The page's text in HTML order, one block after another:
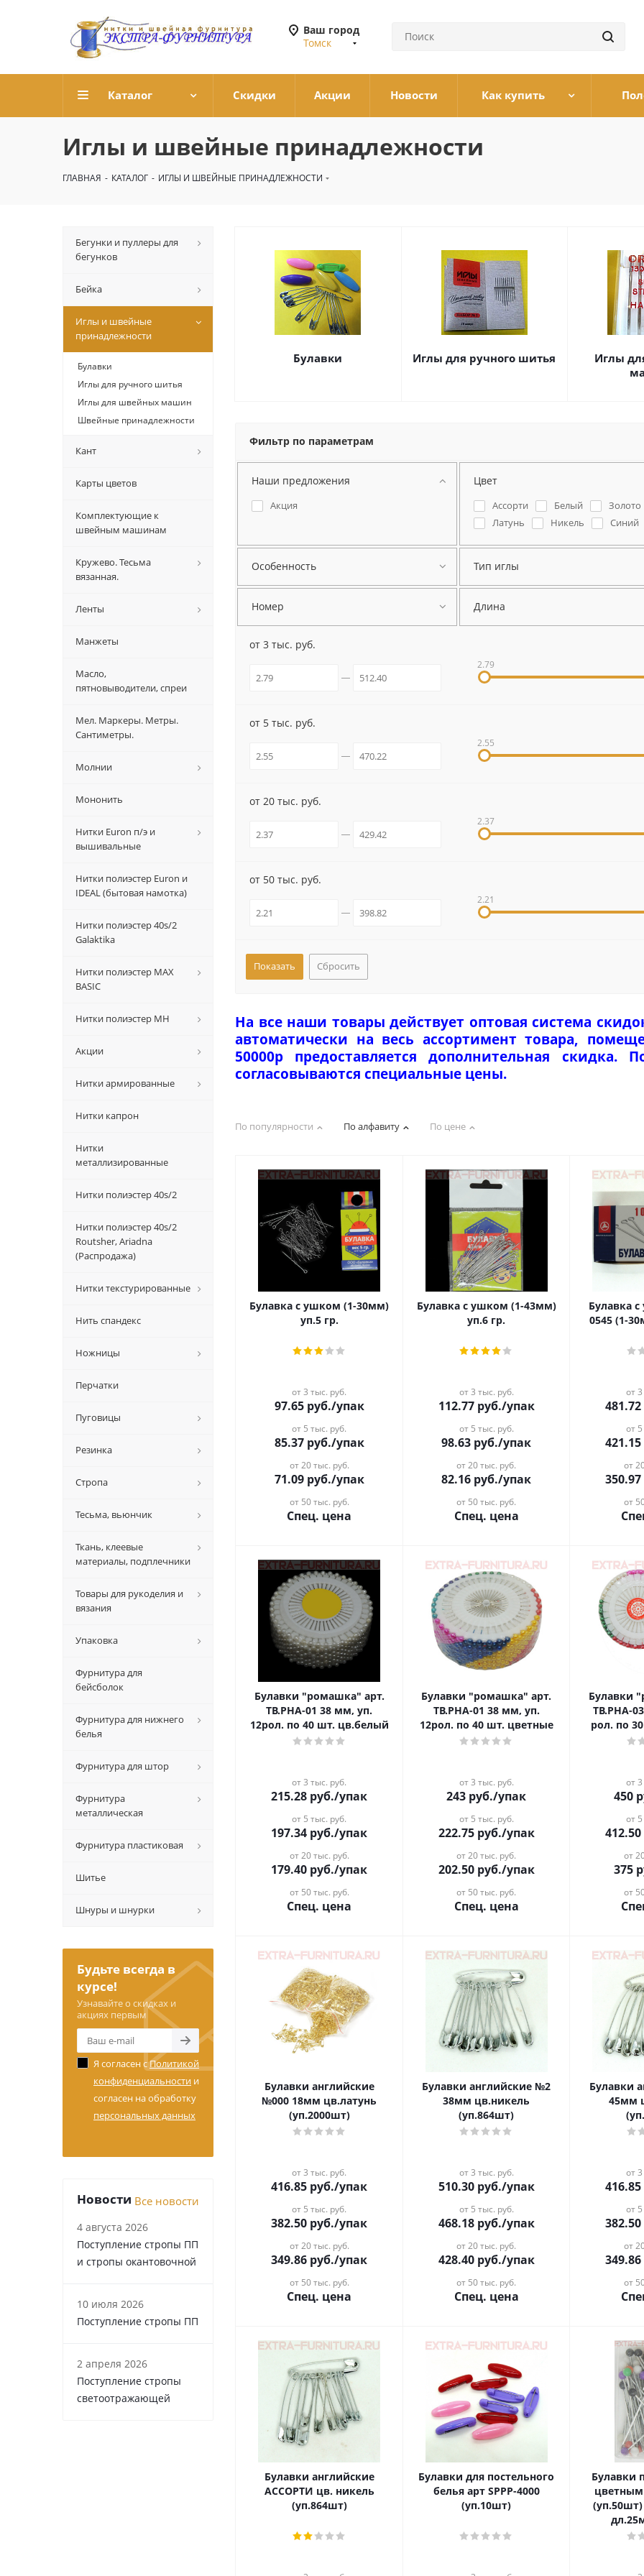
Ваш город
Томск
Каталог Скидки Акции Новости Как купить
Иглы и швейные принадлежности
ГЛАВНАЯ - КАТАЛОГ - ИГЛЫ И ШВЕЙНЫЕ ПРИНАДЛЕЖНОСТИ
Булавки Иглы для ручного шитья
Иглы
Фильтр по параметрам
Наши предложения
Акция
Цвет
Ассорти Белый
Золото
Латунь
Никель Синий
Особенность Тип иглы
Номер Длина
от 3 тыс. руб.
2.79
от 5 тыс. руб.
2.55
от 20 тыс. руб.
2.37
от 50 тыс. руб.
2.21
Сбросить
На все наши товары действует оптовая система
автоматически на весь ассортимент товара,
50000р предоставляется дополнительная скидка.
согласовываются специальные цены.
По популярности По алфавиту По цене
Булавка с ушком (1-30мм)
уп.5 гр.
от 3 тыс. руб.
97.65руб./упак
от 5 тыс. руб.
85.37руб./упак
от 20 тыс. руб.
71.09руб./упак
от 50 тыс. руб.
Спец. цена
Булавка с ушком (1-43мм)
уп.6 гр.
от 3 тыс. руб.
112.77руб./упак
от 5 тыс. руб.
98.63 руб./упак
от 20 тыс. руб.
82.16 руб./упак
от 50 тыс. руб.
Спец. цена
Булавка
0545 (1-
от
481.72
от
421.15
от
350.97
от
Булавки "ромашка" арт.
ТВ.РНА-01 38 мм, уп.
12рол. по 40 шт. цв.белый
от 3 тыс. руб.
215.28 руб./упак
от 5 тыс. руб.
197.34 руб./упак
от 20 тыс. руб.
179.40 руб./упак
от 50 тыс. руб.
Спец. цена
Булавки "ромашка" арт.
ТВ.РНА-01 38 мм, уп.
12рол. по 40 шт. цветные
от 3 тыс. руб.
243 руб./упак
от 5 тыс. руб.
222.75руб./упак
от 20 тыс. руб.
202.50руб./упак
от 50 тыс. руб.
Спец. цена
Булавки "ромашка" арт.
ТВ.РНА-
рол. по
от
450
от
412.50
от
375
от
Булавки английские
№000 18мм цв.латунь
(уп.2000шт)
от 3 тыс. руб.
416.85 руб./упак
от 5 тыс. руб.
382.50 руб./упак
от 20 тыс. руб.
349.86 руб./упак
от 50 тыс. руб.
Спец. цена
Булавки английские №2
38мм цв.никель
(уп.864шт)
от 3 тыс. руб.
510.30руб./упак
от 5 тыс. руб.
468.18руб./упак
от 20 тыс. руб.
428.40руб./упак
от 50 тыс. руб.
Спец. цена
Булавки
45мм
от
416.85
от
382.50
от
349.86
от
Булавки английские
АССОРТИ цв. никель
(уп.864шт)
Булавки для постельного
белья арт SPPP-4000
(уп.10шт)
Булавки
Бегунки и пуллеры для
бегунков
Бейка
Иглы и швейные
принадлежности
Булавки
Иглы для ручного шитья
Иглы для швейных машин
Швейные принадлежности
Кант
Карты цветов
Комплектующие к
швейным машинам
Кружево. Тесьма
вязанная.
Ленты
Манжеты
Масло,
пятновыводители, спреи
Мел. Маркеры. Метры.
Сантиметры.
Молнии
Мононить
Нитки Euron п/э и
вышивальные
Нитки полиэстер Euron и
IDEAL (бытовая намотка)
Нитки полиэстер 40s/2
Galaktika
Нитки полиэстер MAX
BASIC
Нитки полиэстер MH
Акции
Нитки армированные
Нитки капрон
Нитки
металлизированные
Нитки полиэстер 40s/2
Нитки полиэстер 40s/2
Routsher, Ariadna
(Распродажа)
Нитки текстурированные
Нить спандекс
Ножницы
Перчатки
Пуговицы
Резинка
Стропа
Тесьма, вьюнчик
Ткань, клеевые
материалы, подплечники
Товары для рукоделия и
вязания
Упаковка
Фурнитура для
бейсболок
Фурнитура для нижнего
белья
Фурнитура для штор
Фурнитура
металлическая
Фурнитура пластиковая
Шитье
Шнуры и шнурки
Будьте всегда в
курсе!
Узнавайте о скидках и
акциях первым
Я согласен сПолитикой
конфиденциальности и
согласен на обработку
персональных данных
Новости Все новости
4 августа 2026
Поступление стропы ПП
и стропы окантовочной
10 июля 2026
Поступление стропы ПП
2 апреля 2026
Поступление стропы
светоотражающей